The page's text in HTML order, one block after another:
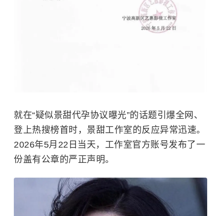
就在“疑似景甜代孕协议曝光”的话题引爆全网、
登上热搜榜首时，景甜工作室的反应异常迅速。
2026年5月22日当天，工作室官方账号发布了一
份盖有公章的严正声明。